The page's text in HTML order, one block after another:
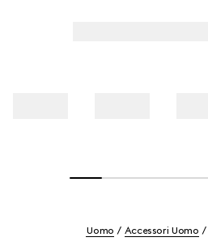
Uomo Accessori Uomo